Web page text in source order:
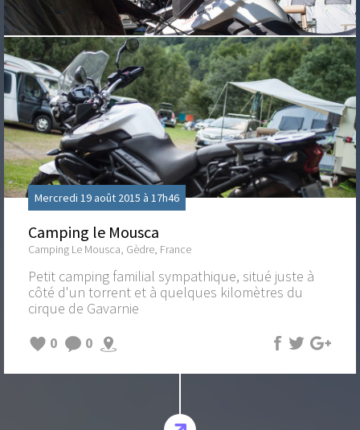
Mercredi 19 août 2015 à 17h46
Camping le Mousca
Camping Le Mousca, Gèdre, France
Petit camping familial sympathique, situé juste à
côté d'un torrent et à quelques kilomètres du
cirque de Gavarnie
0
0